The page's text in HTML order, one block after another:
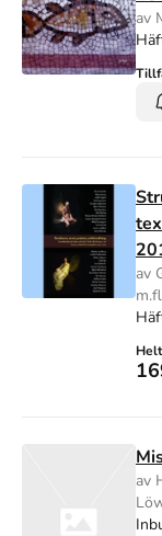
av
av
av